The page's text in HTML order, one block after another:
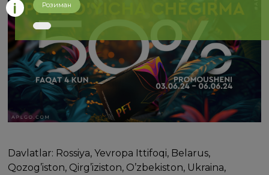
Davlatlar: Rossiya, Yevropa Ittifoqi, Belarus,
Qozog’iston, Qirg’iziston, O’zbekiston, Ukraina,
Розиман